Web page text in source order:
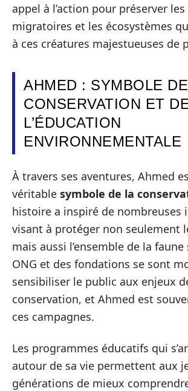
appel à l’action pour préserver
migratoires et les écosystèmes
à ces créatures majestueuses de
AHMED : SYMBOLE
CONSERVATION ET
L’ÉDUCATION
ENVIRONNEMENTALE
À travers ses aventures, Ahmed
véritable symbole de la
histoire a inspiré de nombreuses
visant à protéger non seulement
mais aussi l’ensemble de la faune
ONG et des fondations se sont
sensibiliser le public aux enjeux
conservation, et Ahmed est
ces campagnes.
Les programmes éducatifs qui
autour de sa vie permettent aux
générations de mieux